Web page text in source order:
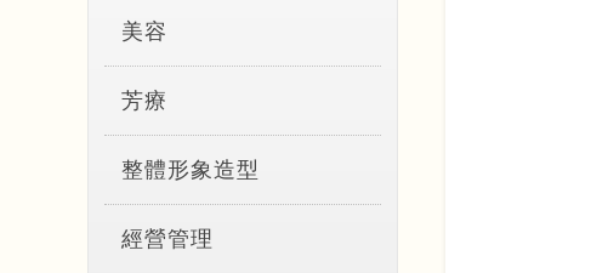
美容
芳療
整體形象造型
經營管理